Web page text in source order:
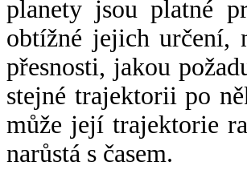
planety jsou platné
obtížné jejich určení,
přesnosti, jakou
stejné trajektorii po
může její trajektorie
narůstá s časem.